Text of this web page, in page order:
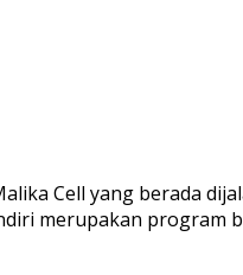
Cell yang berada
merupakan program